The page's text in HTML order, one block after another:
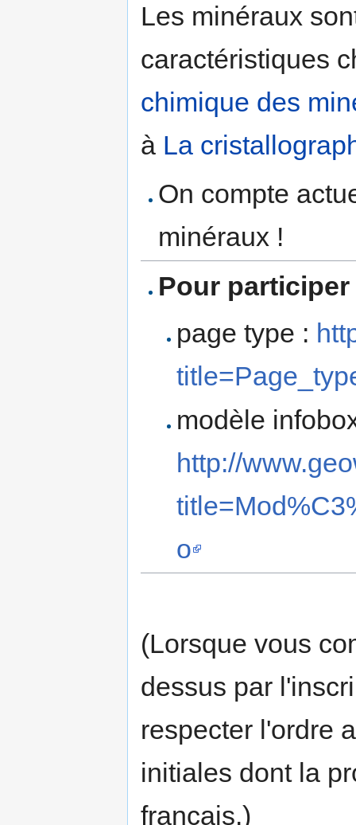
Les minéraux
caractéristiques
chimique des
à La
On compte
minéraux !
Pour
page type :
modèle
http://
o
(Lorsque vous
dessus par
respecter l'ordre
initiales dont la
français.)